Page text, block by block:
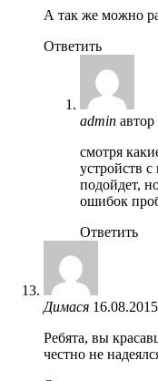
А так же можно
Ответить
admin автор
смотря
устройств
подойдет,
ошибок
Ответить
Димася
Ребята, вы
честно не